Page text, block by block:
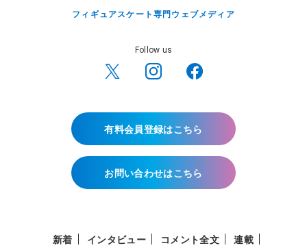
フィギュアスケート専門ウェブメディア
Follow us
有料会員登録はこちら
お問い合わせはこちら
新着 インタビュー コメント全文 連載